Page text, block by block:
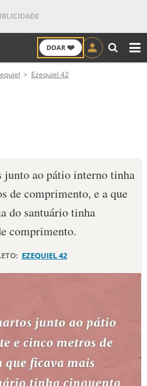
DOAR ❤️
Ezequiel 42
ao pátio interno tinha
de comprimento, e a que
do santuário tinha
comprimento.
EZEQUIEL 42